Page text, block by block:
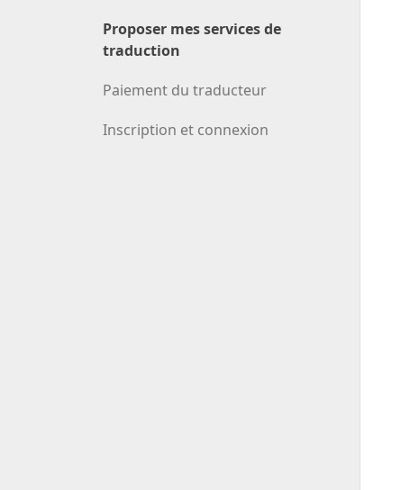
Proposer mes services de
traduction
Paiement du traducteur
Inscription et connexion